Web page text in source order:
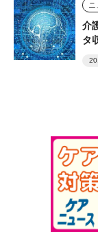
ニ
介
タ